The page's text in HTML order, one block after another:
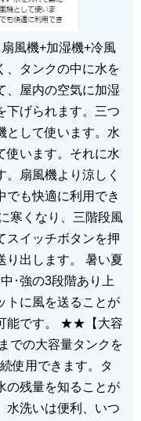
風機+加湿機+冷風
、タンクの中に水を
、屋内の空気に加湿
下げられます。三つ
として使います。水
使います。それに水
扇風機より涼しく
でも快適に利用でき
寒くなり、三階段風
スイッチボタンを押
出します。
暑い夏
･強の3段階あり上
トに風を送ることが
です。
★★【大容
での大容量タンクを
使用できます。タ
の残量を知ることが
水洗いは便利、いつ